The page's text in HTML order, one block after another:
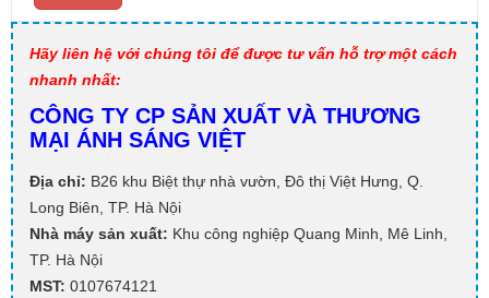
Hãy liên hệ với chúng tôi để được tư vấn hỗ trợ một cách
nhanh nhất:
CÔNG TY CP SẢN XUẤT VÀ THƯƠNG
MẠI ÁNH SÁNG VIỆT
Địa chỉ: B26 khu Biệt thự nhà vườn, Đô thị Việt Hưng, Q.
Long Biên, TP. Hà Nội
Nhà máy sản xuất: Khu công nghiệp Quang Minh, Mê Linh,
TP. Hà Nội
MST: 0107674121